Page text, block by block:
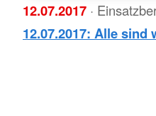
12.07.2017 ·
12.07.2017: Alle